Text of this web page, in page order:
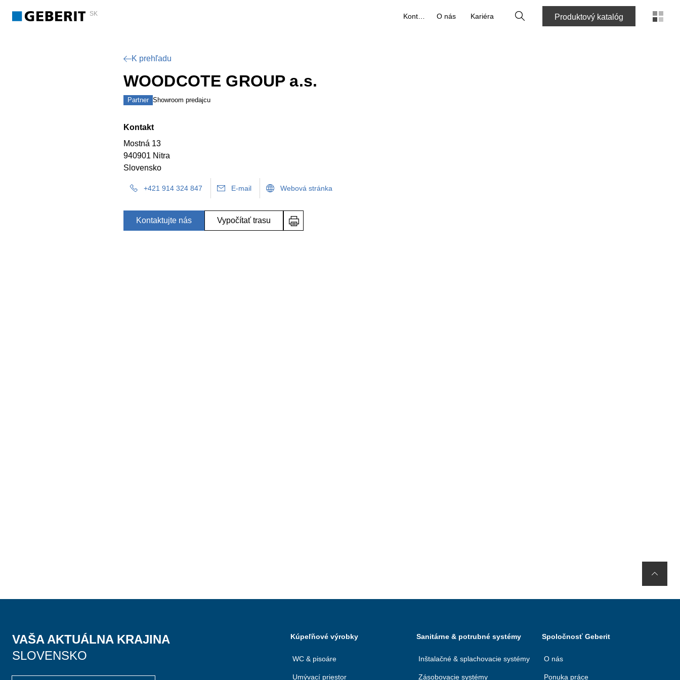
SK O nás Kariéra VyhľadaťProduktový katalóg
K prehľadu
WOODCOTE GROUP a.s.
Partner Showroom predajcu
Kontakt
Mostná 13
940901 Nitra
Slovensko
+421 914 324 847 E-mail Webová stránka
Kontaktujte nás Vypočítať trasu
VAŠA AKTUÁLNA KRAJINA
SLOVENSKO
Kúpeľňové výrobky
WC & pisoáre
Umývací priestor
Sanitárne & potrubné systémy
Inštalačné & splachovacie systémy
Zásobovacie systémy
Spoločnosť Geberit
O nás
Ponuka práce